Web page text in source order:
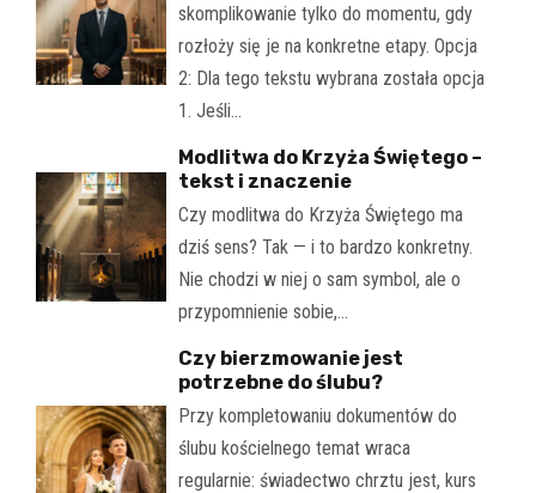
skomplikowanie tylko do momentu, gdy
rozłoży się je na konkretne etapy. Opcja
2: Dla tego tekstu wybrana została opcja
1. Jeśli…
Modlitwa do Krzyża Świętego –
tekst i znaczenie
Czy modlitwa do Krzyża Świętego ma
dziś sens? Tak — i to bardzo konkretny.
Nie chodzi w niej o sam symbol, ale o
przypomnienie sobie,…
Czy bierzmowanie jest
potrzebne do ślubu?
Przy kompletowaniu dokumentów do
ślubu kościelnego temat wraca
regularnie: świadectwo chrztu jest, kurs